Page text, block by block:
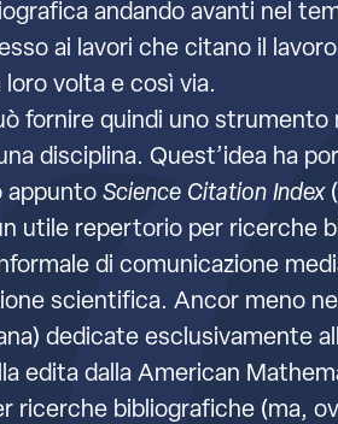
andando avanti nel
ai lavori che citano il
volta e così via.
fornire quindi uno strumento
disciplina. Quest’idea ha
appunto Science Citation Index
utile repertorio per ricerche
di comunicazione
scientifica. Ancor meno
dedicate esclusivamente
edita dalla American
bibliografiche (ma,